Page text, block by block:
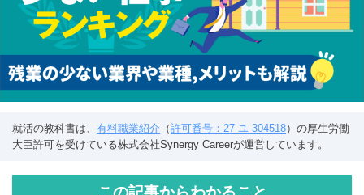
就活の教科書は、 有料職業紹介 （許可番号：27-ユ-304518）の厚生労働
大臣許可を受けている株式会社Synergy Careerが運営しています。